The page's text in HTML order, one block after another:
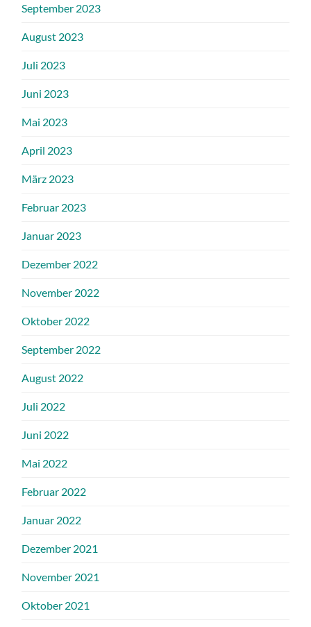
September 2023
August 2023
Juli 2023
Juni 2023
Mai 2023
April 2023
März 2023
Februar 2023
Januar 2023
Dezember 2022
November 2022
Oktober 2022
September 2022
August 2022
Juli 2022
Juni 2022
Mai 2022
Februar 2022
Januar 2022
Dezember 2021
November 2021
Oktober 2021